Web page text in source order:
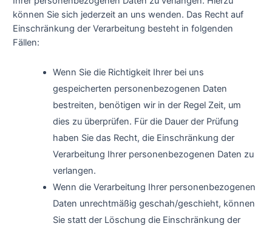
können Sie sich jederzeit an uns wenden. Das Recht auf
Einschränkung der Verarbeitung besteht in folgenden
Fällen:
Wenn Sie die Richtigkeit Ihrer bei uns
gespeicherten personenbezogenen Daten
bestreiten, benötigen wir in der Regel Zeit, um
dies zu überprüfen. Für die Dauer der Prüfung
haben Sie das Recht, die Einschränkung der
Verarbeitung Ihrer personenbezogenen Daten zu
verlangen.
Wenn die Verarbeitung Ihrer personenbezogenen
Daten unrechtmäßig geschah/geschieht, können
Sie statt der Löschung die Einschränkung der